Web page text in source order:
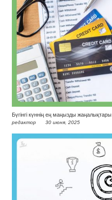
Бүгінгі күннің ең маңызды жаңалықтары
редактор 30 июня, 2025